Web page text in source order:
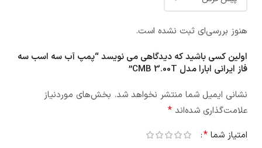
هنوز بررسی‌ای ثبت نشده است.
اولین کسی باشید که دیدگاهی می نویسد “پمپ آب سه اسب سه
فاز ایرانی ابارا مدل CMB 3.00T”
نشانی ایمیل شما منتشر نخواهد شد. بخش‌های موردنیاز
علامت‌گذاری شده‌اند *
امتیاز شما *